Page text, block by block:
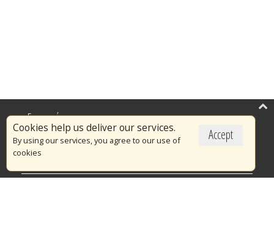
Accept
Cookies help us deliver our services.
By using our services, you agree to our use of
cookies
Επικαιρότητα
Το Πυροσβεστικό Σώμα